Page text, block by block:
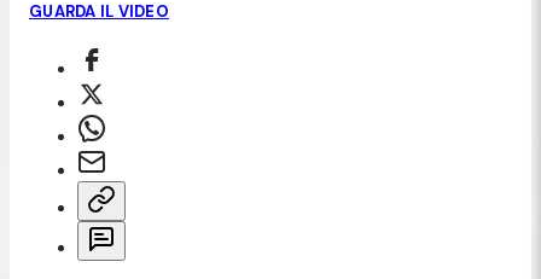
GUARDA IL VIDEO